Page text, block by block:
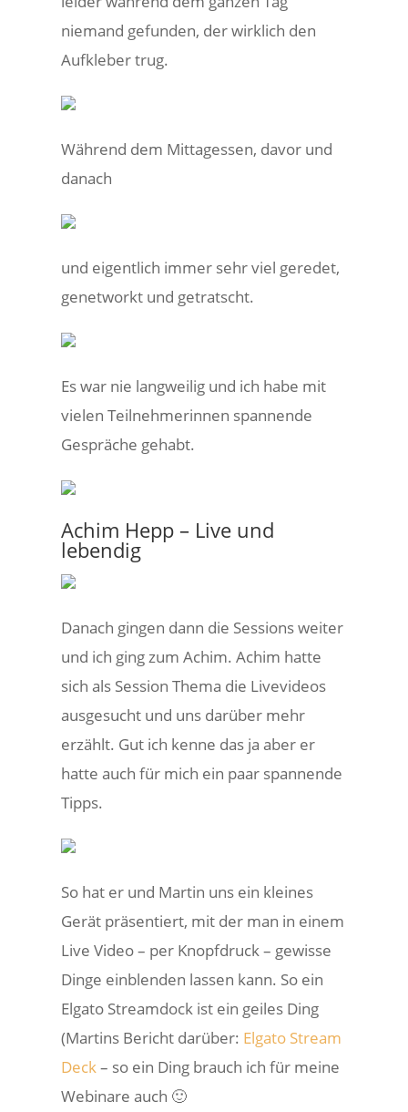
niemand gefunden, der wirklich den
Aufkleber trug.
Während dem Mittagessen, davor und
danach
und eigentlich immer sehr viel geredet,
genetworkt und getratscht.
Es war nie langweilig und ich habe mit
vielen Teilnehmerinnen spannende
Gespräche gehabt.
Achim Hepp – Live und
lebendig
Danach gingen dann die Sessions weiter
und ich ging zum Achim. Achim hatte
sich als Session Thema die Livevideos
ausgesucht und uns darüber mehr
erzählt. Gut ich kenne das ja aber er
hatte auch für mich ein paar spannende
Tipps.
So hat er und Martin uns ein kleines
Gerät präsentiert, mit der man in einem
Live Video – per Knopfdruck – gewisse
Dinge einblenden lassen kann. So ein
Elgato Streamdock ist ein geiles Ding
(Martins Bericht darüber: Elgato Stream
Deck– so ein Ding brauch ich für meine
Webinare auch 🙂